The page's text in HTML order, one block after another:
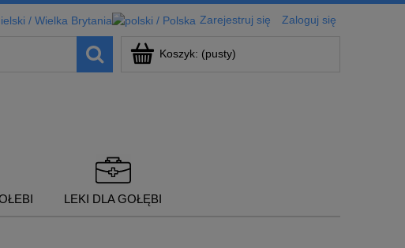
Zarejestruj się Zaloguj się
Koszyk: (pusty)
LEKI DLA GOŁĘBI